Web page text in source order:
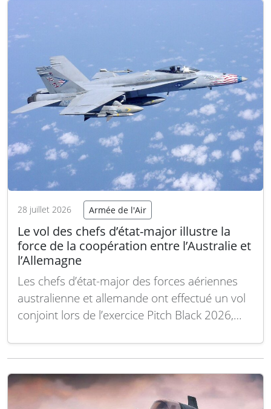
28 juillet 2026 Armée de l'Air
Le vol des chefs d’état-major illustre la
force de la coopération entre l’Australie et
l’Allemagne
Les chefs d’état-major des forces aériennes
australienne et allemande ont effectué un vol
conjoint lors de l’exercice Pitch Black 2026,
renforcées entre leurs armées de l’air. Cette
au fil des années de coopération militaire
entre les deux nations. Le…Lire la suite